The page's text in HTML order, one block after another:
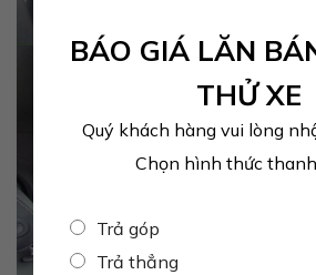
BÁO GIÁ LĂN
THỬ XE
Quý khách hàng vui lòng
Chọn hình thức
Trả góp
Trả thẳng